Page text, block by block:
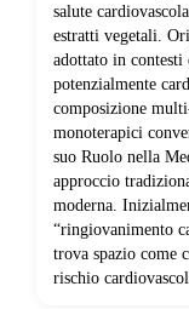
salute
estratti vegetali.
adottato in contesti
potenzialmente
composizione
monoterapici
suo Ruolo nella
approccio
moderna.
“ringiovanimento
trova spazio come
rischio